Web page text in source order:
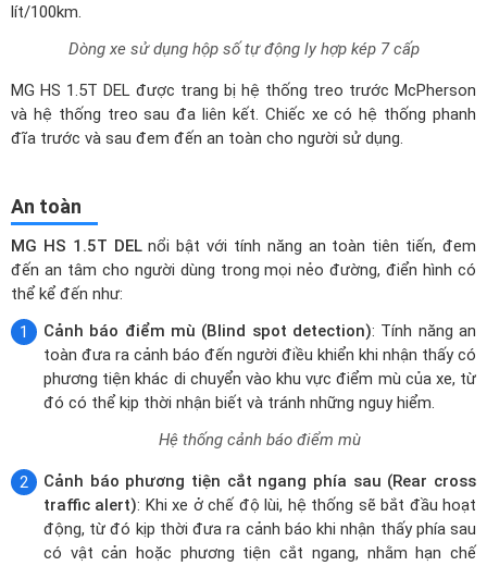
lít/100km.
Dòng xe sử dụng hộp số tự động ly hợp kép 7 cấp
MG HS 1.5T DEL được trang bị hệ thống treo trước McPherson
và hệ thống treo sau đa liên kết. Chiếc xe có hệ thống phanh
đĩa trước và sau đem đến an toàn cho người sử dụng.
An toàn
MG HS 1.5T DELnổi bật với tính năng an toàn tiên tiến, đem
đến an tâm cho người dùng trong mọi nẻo đường, điển hình có
thể kể đến như:
Cảnh báo điểm mù (Blind spot detection): Tính năng an
toàn đưa ra cảnh báo đến người điều khiển khi nhận thấy có
phương tiện khác di chuyển vào khu vực điểm mù của xe, từ
đó có thể kịp thời nhận biết và tránh những nguy hiểm.
Hệ thống cảnh báo điểm mù
Cảnh báo phương tiện cắt ngang phía sau (Rear cross
traffic alert): Khi xe ở chế độ lùi, hệ thống sẽ bắt đầu hoạt
động, từ đó kịp thời đưa ra cảnh báo khi nhận thấy phía sau
có vật cản hoặc phương tiện cắt ngang, nhằm hạn chế